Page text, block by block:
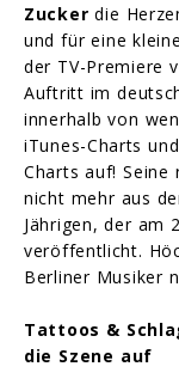
Zucker die
und für eine
der TV-Premiere
Auftritt im
innerhalb von
iTunes-Charts
Charts auf!
nicht mehr aus
Jährigen, der am
veröffentlicht.
Berliner Musiker
Tattoos &
die Szene auf